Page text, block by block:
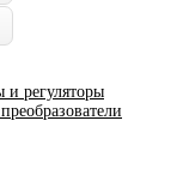
и регуляторы